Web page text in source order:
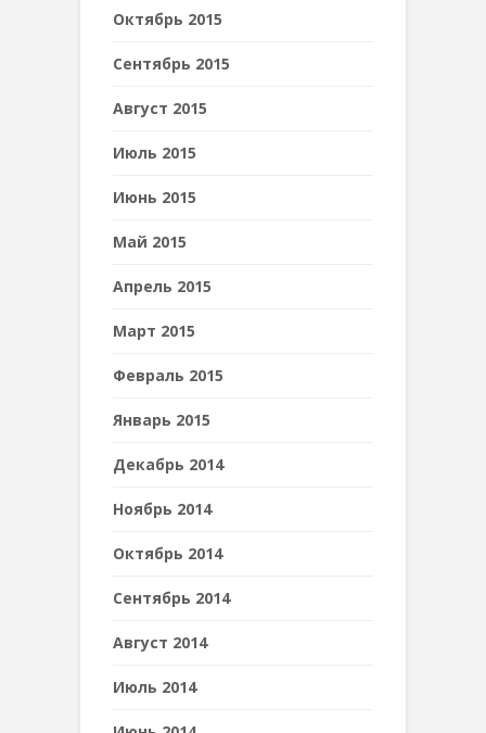
Октябрь 2015
Сентябрь 2015
Август 2015
Июль 2015
Июнь 2015
Май 2015
Апрель 2015
Март 2015
Февраль 2015
Январь 2015
Декабрь 2014
Ноябрь 2014
Октябрь 2014
Сентябрь 2014
Август 2014
Июль 2014